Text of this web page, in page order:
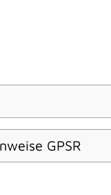
GPSR